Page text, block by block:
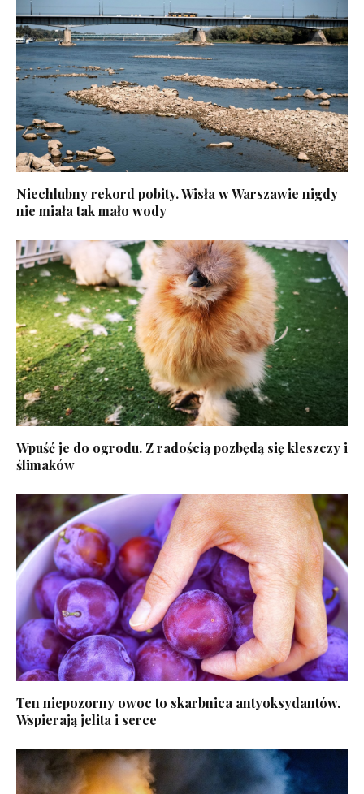
Niechlubny rekord pobity. Wisła w Warszawie nigdy
nie miała tak mało wody
Wpuść je do ogrodu. Z radością pozbędą się kleszczy i
ślimaków
Ten niepozorny owoc to skarbnica antyoksydantów.
Wspierają jelita i serce